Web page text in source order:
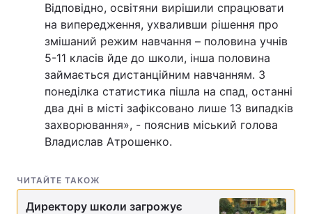
Відповідно, освітяни вирішили спрацювати
на випередження, ухваливши рішення про
змішаний режим навчання – половина учнів
5-11 класів йде до школи, інша половина
займається дистанційним навчанням. З
понеділка статистика пішла на спад, останні
два дні в місті зафіксовано лише 13 випадків
захворювання», - пояснив міський голова
Владислав Атрошенко.
ЧИТАЙТЕ ТАКОЖ
Директору школи загрожує